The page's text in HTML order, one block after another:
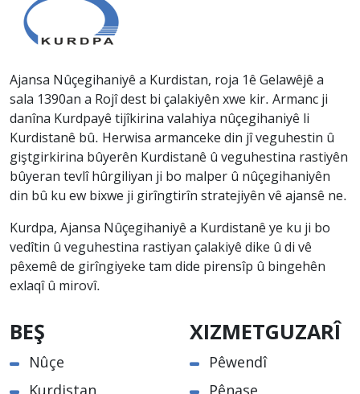
Ajansa Nûçegihaniyê a Kurdistan, roja 1ê Gelawêjê a
sala 1390an a Rojî dest bi çalakiyên xwe kir. Armanc ji
danîna Kurdpayê tijîkirina valahiya nûçegihaniyê li
Kurdistanê bû. Herwisa armanceke din jî veguhestin û
giştgirkirina bûyerên Kurdistanê û veguhestina rastiyên
bûyeran tevlî hûrgiliyan ji bo malper û nûçegihaniyên
din bû ku ew bixwe ji girîngtirîn stratejiyên vê ajansê ne.
Kurdpa, Ajansa Nûçegihaniyê a Kurdistanê ye ku ji bo
vedîtin û veguhestina rastiyan çalakiyê dike û di vê
pêxemê de girîngiyeke tam dide pirensîp û bingehên
exlaqî û mirovî.
BEŞ
Nûçe
XIZMETGUZARÎ
Pêwendî